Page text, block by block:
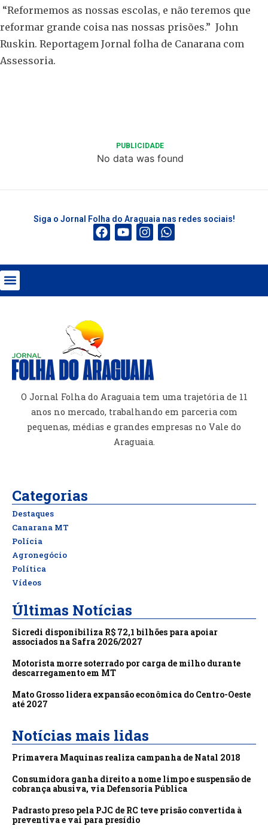
“Reformemos as nossas escolas, e não teremos que
reformar grande coisa nas nossas prisões.” John
Ruskin. Reportagem Jornal folha de Canarana com
Assessoria.
PUBLICIDADE
No data was found
Siga o Jornal Folha do Araguaia nas redes sociais!
O Jornal Folha do Araguaia tem uma trajetória de 11
anos no mercado, trabalhando em parceria com
pequenas, médias e grandes empresas no Vale do
Araguaia.
Categorias
Destaques
Canarana MT
Polícia
Agronegócio
Política
Vídeos
Últimas Notícias
Sicredi disponibiliza R$ 72,1 bilhões para apoiar
associados na Safra 2026/2027
Motorista morre soterrado por carga de milho durante
descarregamento em MT
Mato Grosso lidera expansão econômica do Centro-Oeste
até 2027
Notícias mais lidas
Primavera Maquinas realiza campanha de Natal 2018
Consumidora ganha direito a nome limpo e suspensão de
cobrança abusiva, via Defensoria Pública
Padrasto preso pela PJC de RC teve prisão convertida à
preventiva e vai para presídio